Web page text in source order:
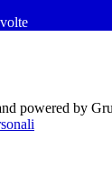
volte
powered by